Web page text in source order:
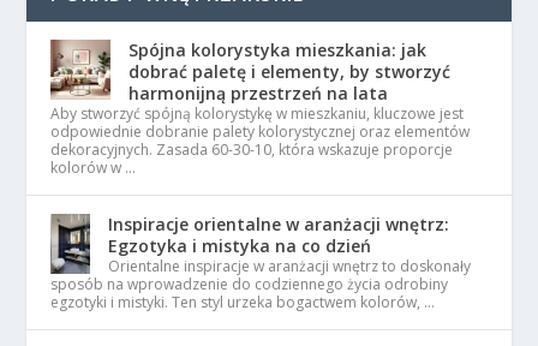
Spójna kolorystyka mieszkania: jak
dobrać paletę i elementy, by stworzyć
harmonijną przestrzeń na lata
Aby stworzyć spójną kolorystykę w mieszkaniu, kluczowe jest
odpowiednie dobranie palety kolorystycznej oraz elementów
dekoracyjnych. Zasada 60-30-10, która wskazuje proporcje
kolorów w …
Inspiracje orientalne w aranżacji wnętrz:
Egzotyka i mistyka na co dzień
Orientalne inspiracje w aranżacji wnętrz to doskonały
sposób na wprowadzenie do codziennego życia odrobiny
egzotyki i mistyki. Ten styl urzeka bogactwem kolorów, …